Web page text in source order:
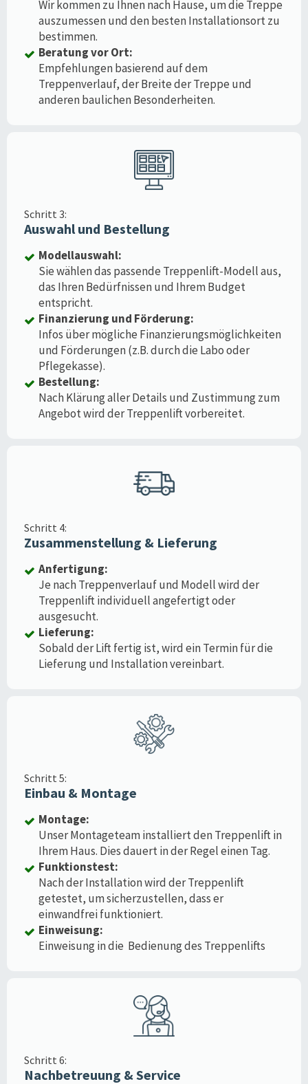
Wir kommen zu Ihnen nach Hause, um die Treppe
auszumessen und den besten Installationsort zu
bestimmen.
Beratung vor Ort:
Empfehlungen basierend auf dem
Treppenverlauf, der Breite der Treppe und
anderen baulichen Besonderheiten.
Schritt 3:
Auswahl und Bestellung
Modellauswahl:
Sie wählen das passende Treppenlift-Modell aus,
das Ihren Bedürfnissen und Ihrem Budget
entspricht.
Finanzierung und Förderung:
Infos über mögliche Finanzierungsmöglichkeiten
und Förderungen (z.B. durch die Labo oder
Pflegekasse).
Bestellung:
Nach Klärung aller Details und Zustimmung zum
Angebot wird der Treppenlift vorbereitet.
Schritt 4:
Zusammenstellung & Lieferung
Anfertigung:
Je nach Treppenverlauf und Modell wird der
Treppenlift individuell angefertigt oder
ausgesucht.
Lieferung:
Sobald der Lift fertig ist, wird ein Termin für die
Lieferung und Installation vereinbart.
Schritt 5:
Einbau & Montage
Montage:
Unser Montageteam installiert den Treppenlift in
Ihrem Haus. Dies dauert in der Regel einen Tag.
Funktionstest:
Nach der Installation wird der Treppenlift
getestet, um sicherzustellen, dass er
einwandfrei funktioniert.
Einweisung:
Einweisung in die Bedienung des Treppenlifts
Schritt 6:
Nachbetreuung & Service